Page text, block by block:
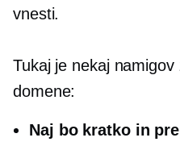
vnesti.
Tukaj je nekaj
domene:
Naj bo kratko in